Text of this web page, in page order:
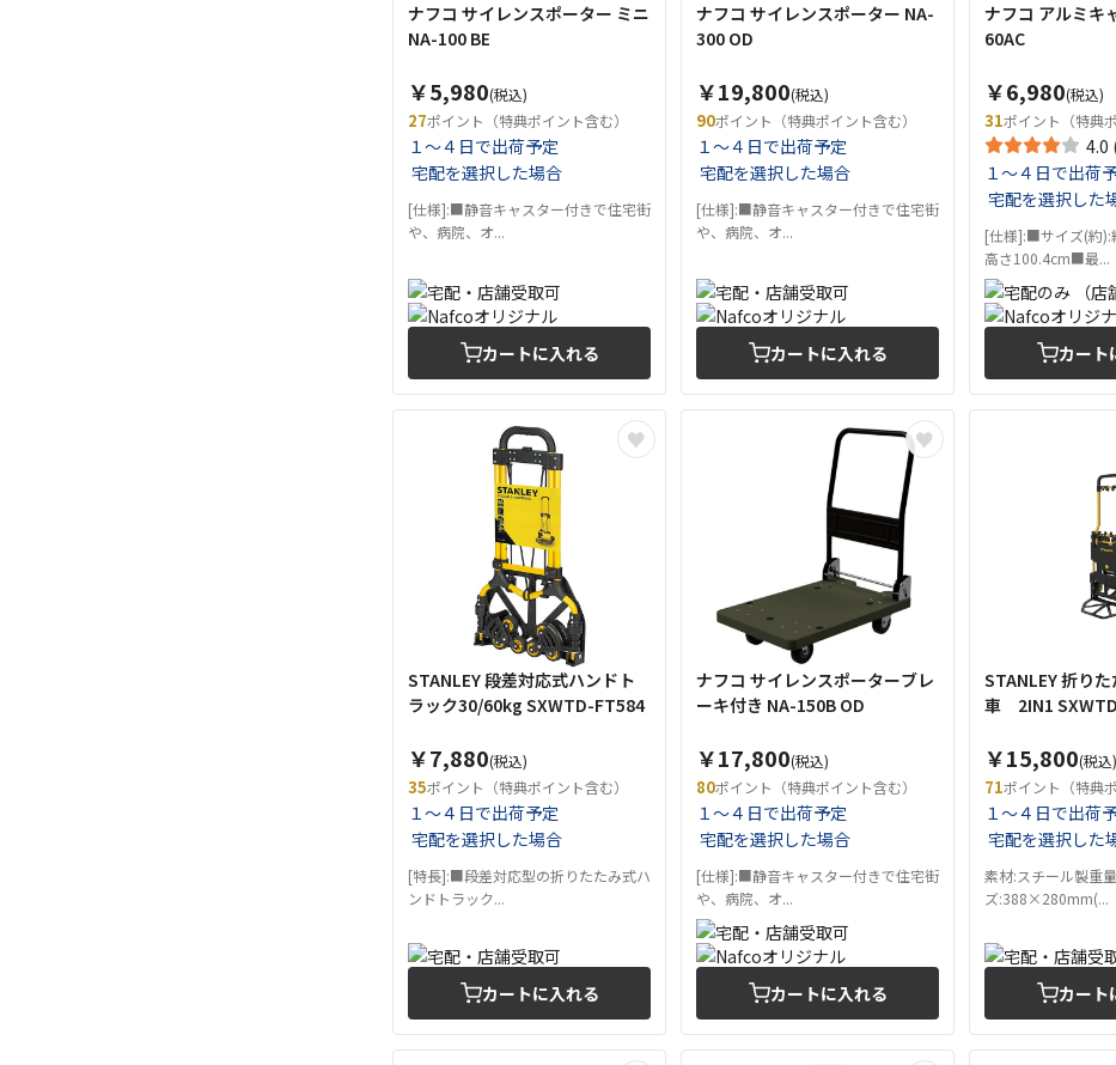
ナフコ サイレンスポーター ミニ
NA-100 BE
￥5,980(税込)
27ポイント（特典ポイント含む）
１～４日で出荷予定
宅配を選択した場合
[仕様]:■静音キャスター付きで住宅街
や、病院、オ...
カートに入れる
ナフコ サイレンスポーター NA-
300 OD
￥19,800(税込)
90ポイント（特典ポイント含む）
１～４日で出荷予定
宅配を選択した場合
[仕様]:■静音キャスター付きで住宅街
や、病院、オ...
カートに入れる
ナフコ アルミキ
60AC
￥6,980(税込)
31ポイント（特典
4.0
１～４日で出荷
宅配を選択した
[仕様]:■サイズ(約
高さ100.4cm■最...
カート
STANLEY 段差対応式ハンドト
ラック30/60kg SXWTD-FT584
￥7,880(税込)
35ポイント（特典ポイント含む）
１～４日で出荷予定
宅配を選択した場合
[特長]:■段差対応型の折りたたみ式ハ
ンドトラック...
カートに入れる
ナフコ サイレンスポーターブレ
ーキ付き NA-150B OD
￥17,800(税込)
80ポイント（特典ポイント含む）
１～４日で出荷予定
宅配を選択した場合
[仕様]:■静音キャスター付きで住宅街
や、病院、オ...
カートに入れる
STANLEY 折り
車 2IN1
￥15,800(税込)
71ポイント（特典
１～４日で出荷
宅配を選択した
素材:スチール製重
ズ:388×280mm(...
カート